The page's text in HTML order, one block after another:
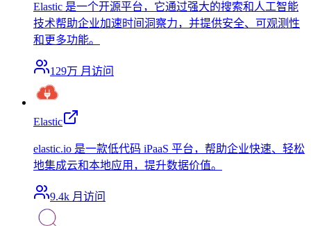
Elastic 是一个开源平台，它通过强大的搜索和人工智能
技术帮助企业加速时间洞察力，并提供安全、可观测性
和更多功能。
129万 月访问
Elastic
elastic.io 是一款低代码 iPaaS 平台，帮助企业快速、轻松
地集成云和本地应用，提升数据价值。
9.4k 月访问